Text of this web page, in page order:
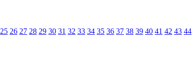
25 26 27 28 29 30 31 32 33 34 35 36 37 38 39 40 41 42 43 44